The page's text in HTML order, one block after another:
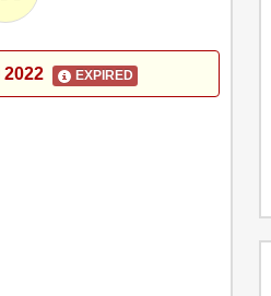
EXPIRED